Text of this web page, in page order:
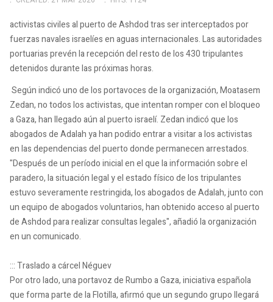
activistas civiles al puerto de Ashdod tras ser interceptados por
fuerzas navales israelíes en aguas internacionales. Las autoridades
portuarias prevén la recepción del resto de los 430 tripulantes
detenidos durante las próximas horas.
Según indicó uno de los portavoces de la organización, Moatasem
Zedan, no todos los activistas, que intentan romper con el bloqueo
a Gaza, han llegado aún al puerto israelí. Zedan indicó que los
abogados de Adalah ya han podido entrar a visitar a los activistas
en las dependencias del puerto donde permanecen arrestados.
"Después de un período inicial en el que la información sobre el
paradero, la situación legal y el estado físico de los tripulantes
estuvo severamente restringida, los abogados de Adalah, junto con
un equipo de abogados voluntarios, han obtenido acceso al puerto
de Ashdod para realizar consultas legales", añadió la organización
en un comunicado.
::: Traslado a cárcel Néguev
Por otro lado, una portavoz de Rumbo a Gaza, iniciativa española
que forma parte de la Flotilla, afirmó que un segundo grupo llegará